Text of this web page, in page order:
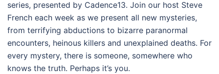
series, presented by Cadence13. Join our host Steve
French each week as we present all new mysteries,
from terrifying abductions to bizarre paranormal
encounters, heinous killers and unexplained deaths. For
every mystery, there is someone, somewhere who
knows the truth. Perhaps it’s you.